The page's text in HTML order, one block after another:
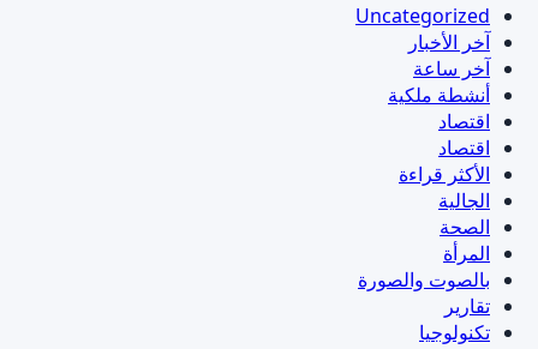
Uncategorized
آخر الأخبار
آخر ساعة
أنشطة ملكية
اقتصاد
اقتصاد
الأكثر قراءة
الجالية
الصحة
المرأة
بالصوت والصورة
تقارير
تكنولوجيا